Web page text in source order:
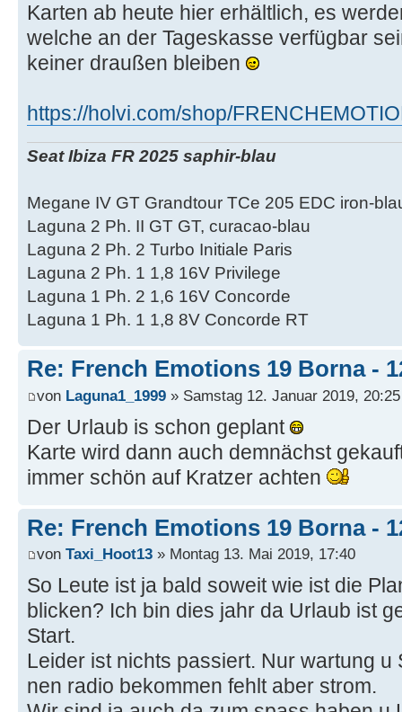
Karten ab heute hier erhältlich, es
welche an der Tageskasse verfügbar
keiner draußen bleiben
https://holvi.com/shop/
Seat Ibiza FR 2025 saphir-blau
Megane IV GT Grandtour TCe 205 EDC iron-
Laguna 2 Ph. II GT GT, curacao-blau
Laguna 2 Ph. 2 Turbo Initiale Paris
Laguna 2 Ph. 1 1,8 16V Privilege
Laguna 1 Ph. 2 1,6 16V Concorde
Laguna 1 Ph. 1 1,8 8V Concorde RT
Re: French Emotions 19 Borna -
von Laguna1_1999 » Samstag 12. Januar 2019, 20:25
Der Urlaub is schon geplant
Karte wird dann auch demnächst
immer schön auf Kratzer achten
Re: French Emotions 19 Borna -
von Taxi_Hoot13 » Montag 13. Mai 2019, 17:40
So Leute ist ja bald soweit wie ist die
blicken? Ich bin dies jahr da Urlaub ist
Start.
Leider ist nichts passiert. Nur wartung u
nen radio bekommen fehlt aber strom.